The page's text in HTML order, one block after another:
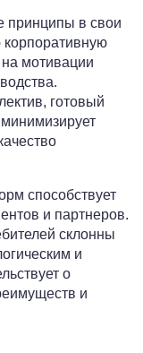
принципы в свои
корпоративную
на мотивации
готовый
минимизирует
способствует
и партнеров.
склонны
и
о
и